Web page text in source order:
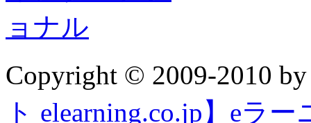
Copyright © 2009-2010
ト elearning.co.jp】eラ